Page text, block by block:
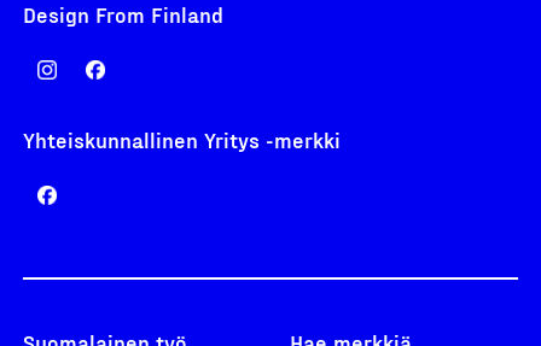
Design From Finland
Yhteiskunnallinen Yritys -merkki